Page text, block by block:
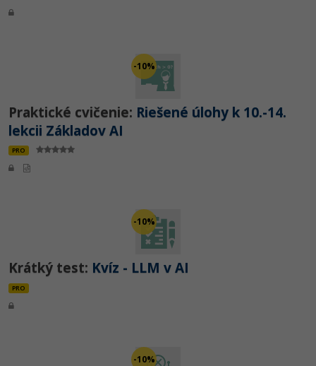
-10%
Praktické cvičenie: Riešené úlohy k 10.-14.
lekcii Základov AI
PRO
-10%
Krátký test: Kvíz - LLM v AI
PRO
-10%